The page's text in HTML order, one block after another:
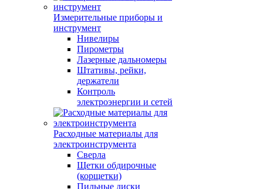
Измерительные приборы и
инструмент
Нивелиры
Пирометры
Лазерные дальномеры
Штативы, рейки,
держатели
Контроль
электроэнергии и сетей
Расходные материалы для
электроинструмента
Сверла
Щетки обдирочные
(корщетки)
Пильные диски